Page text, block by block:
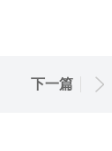
下一篇